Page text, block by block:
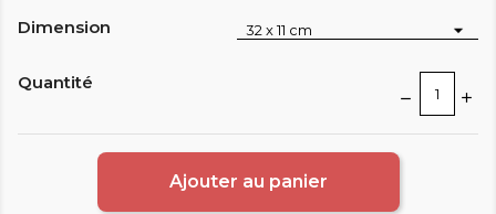
Dimension
Quantité
Ajouter au panier